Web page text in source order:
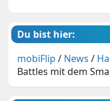
Du bist hier:
mobiFlip / News /
Battles mit dem